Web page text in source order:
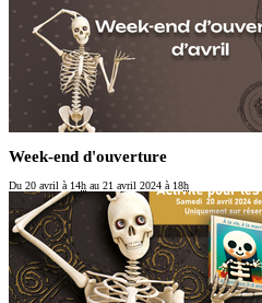
Week-end d'ouverture
Du 20 avril à 14h au 21 avril 2024 à 18h